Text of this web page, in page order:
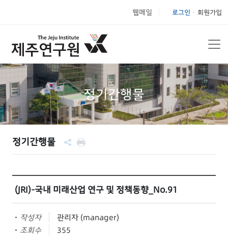
웹메일 로그인 회원가입
정기간행물
정기간행물
(JRI)-국내 미래산업 연구 및 정책동향_No.91
작성자
관리자 (manager)
조회수
355